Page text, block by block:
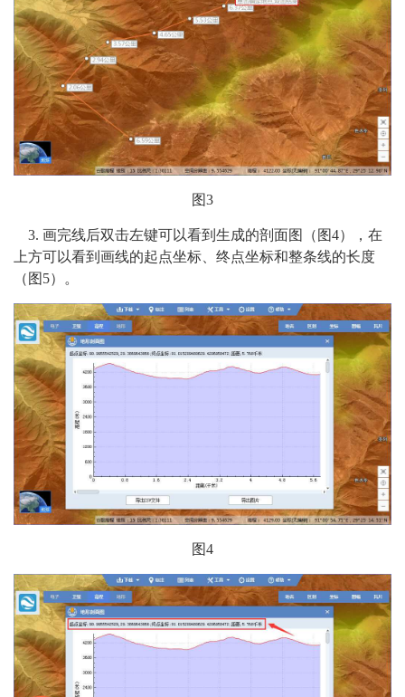
图3
3. 画完线后双击左键可以看到生成的剖面图（图4），在
上方可以看到画线的起点坐标、终点坐标和整条线的长度
（图5）。
图4